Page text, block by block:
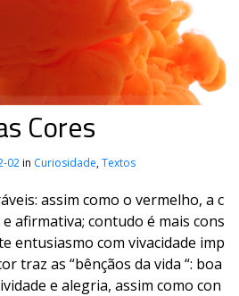
Cores
02in Curiosidade,Textos
assim como o vermelho, a c
afirmativa; contudo é mais cons
entusiasmo com vivacidade imp
traz as “bênçãos da vida “: boa
e alegria, assim como con